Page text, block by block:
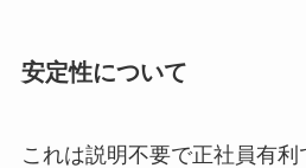
安定性について
これは説明不要で正社員有利